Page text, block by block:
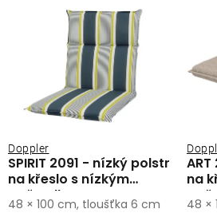
SPIRIT 2091 - nízký polstr
na křeslo s nízkým
opěradlem
Doppler
48 × 100 cm, tloušťka 6 cm
na
48 ×